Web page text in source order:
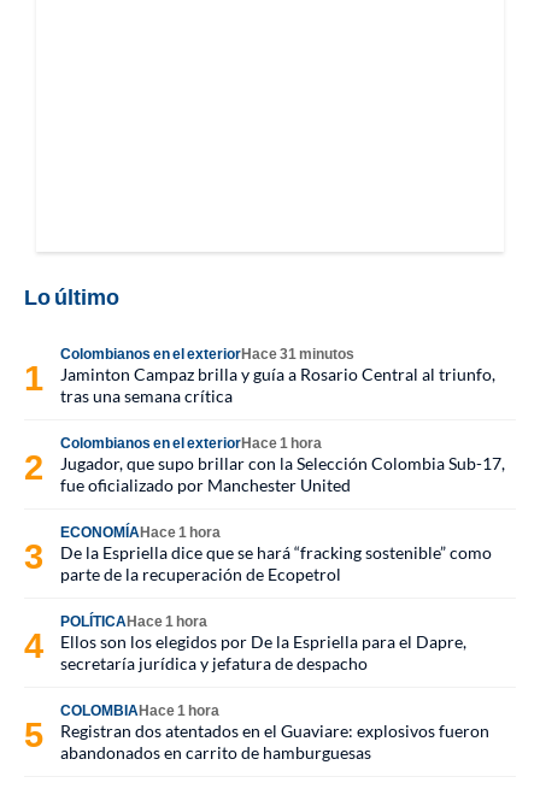
Lo último
Colombianos en el exteriorHace 31 minutos
Jaminton Campaz brilla y guía a Rosario Central al triunfo,
tras una semana crítica
Colombianos en el exteriorHace 1 hora
Jugador, que supo brillar con la Selección Colombia Sub-17,
fue oficializado por Manchester United
ECONOMÍAHace 1 hora
De la Espriella dice que se hará “fracking sostenible” como
parte de la recuperación de Ecopetrol
POLÍTICAHace 1 hora
Ellos son los elegidos por De la Espriella para el Dapre,
secretaría jurídica y jefatura de despacho
COLOMBIAHace 1 hora
Registran dos atentados en el Guaviare: explosivos fueron
abandonados en carrito de hamburguesas